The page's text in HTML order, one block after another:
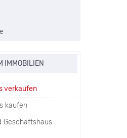
IMMOBILIEN
verkaufen
kaufen
Geschäftshaus